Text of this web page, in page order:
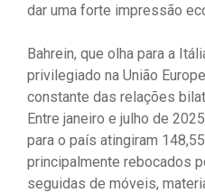
dar uma forte impressão
Bahrein, que olha para a
privilegiado na União
constante das relações
Entre janeiro e julho de
para o país atingiram
principalmente rebocados
seguidas de móveis,